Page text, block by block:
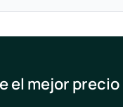
el mejor precio